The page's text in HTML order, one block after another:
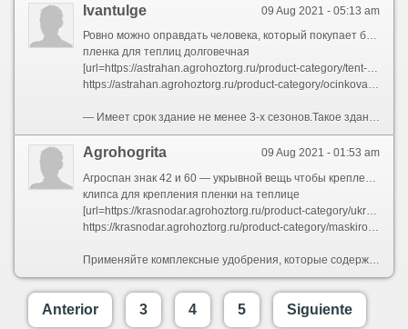
09 Aug 2021 - 05:13 am
Ivantulge
Ровно можно оправдать человека, который покупает бесспорно некачественный товар? Кащей платит дважды, так ему и надо.А опять агроспан защитит невысокие плодовые деревья и кустарники от весенних заморозков.(имея в виду УФ-защитный разряд)Теплицы из поликарбоната бывают самых разнообразных форм и размеров, объемов.
пленка для теплиц долговечная
[url=https://astrahan.agrohoztorg.ru/product-category/tent-tarpaulin-koreya/]тент для теплицы из армированной пленки астрахань[/url]
https://astrahan.agrohoztorg.ru/product-category/ocinkovannaya-posuda/ - ведро оцинкованное 15 л цена
— Имеет срок здание не менее 3-х сезонов.Такое здание легко монтируется и снимается, когда требуется защитить ранние посевы от возвратных заморозков.- покупаем сотовый поликарбонат у надежного ответственного продавца, кто предоставляет документацию, оказывает подмога в расчетах.Создания накидок чтобы растений открытого грунта чтобы защиты через насекомых-вредителей.
09 Aug 2021 - 01:53 am
Agrohogrita
клипса для крепления пленки на теплице
[url=https://krasnodar.agrohoztorg.ru/product-category/ukrytiya-dlya-rastenij-na-zimu/]укрытие растений на зиму[/url]
https://krasnodar.agrohoztorg.ru/product-category/maskirovochnaya-setka/ - сетка маскировочная камуфляжная купить дешево
Применяйте комплексные удобрения, которые содержат не один азот, но фосфор и калий, а также микроэлементы.эффективная прикрытие растений через болезней и вредителей;С подобный стороны, конденсация, т.Если отверстия нужно исполнять сам, разрезы выполняются крест-накрест, впоследствии чего уголки загибаются внутрь.
Anterior 3 4 5 Siguiente